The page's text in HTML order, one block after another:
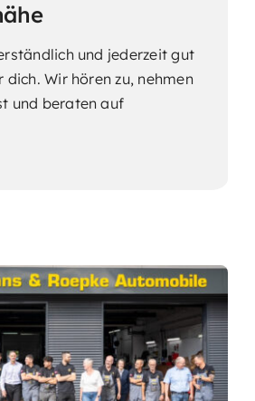
und jederzeit gut
Wir hören zu, nehmen
und beraten auf